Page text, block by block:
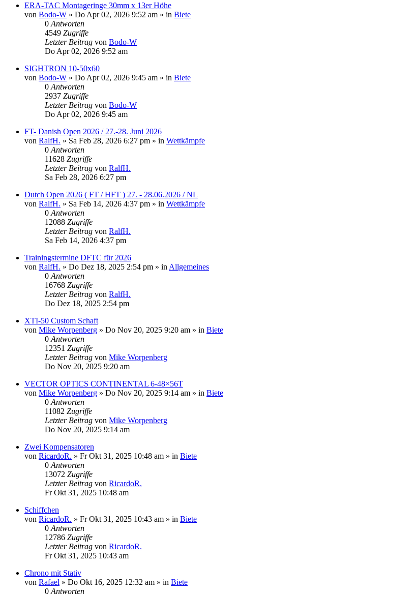
ERA-TAC Montageringe 30mm x 13er Höhe
von Bodo-W » Do Apr 02, 2026 9:52 am » in Biete
0 Antworten
4549 Zugriffe
Letzter Beitrag von Bodo-W
Do Apr 02, 2026 9:52 am
SIGHTRON 10-50x60
von Bodo-W » Do Apr 02, 2026 9:45 am » in Biete
0 Antworten
2937 Zugriffe
Letzter Beitrag von Bodo-W
Do Apr 02, 2026 9:45 am
FT- Danish Open 2026 / 27.-28. Juni 2026
von RalfH. » Sa Feb 28, 2026 6:27 pm » in Wettkämpfe
0 Antworten
11628 Zugriffe
Letzter Beitrag von RalfH.
Sa Feb 28, 2026 6:27 pm
Dutch Open 2026 ( FT / HFT ) 27. - 28.06.2026 / NL
von RalfH. » Sa Feb 14, 2026 4:37 pm » in Wettkämpfe
0 Antworten
12088 Zugriffe
Letzter Beitrag von RalfH.
Sa Feb 14, 2026 4:37 pm
Trainingstermine DFTC für 2026
von RalfH. » Do Dez 18, 2025 2:54 pm » in Allgemeines
0 Antworten
16768 Zugriffe
Letzter Beitrag von RalfH.
Do Dez 18, 2025 2:54 pm
XTI-50 Custom Schaft
von Mike Worpenberg » Do Nov 20, 2025 9:20 am » in Biete
0 Antworten
12351 Zugriffe
Letzter Beitrag von Mike Worpenberg
Do Nov 20, 2025 9:20 am
VECTOR OPTICS CONTINENTAL 6-48×56T
von Mike Worpenberg » Do Nov 20, 2025 9:14 am » in Biete
0 Antworten
11082 Zugriffe
Letzter Beitrag von Mike Worpenberg
Do Nov 20, 2025 9:14 am
Zwei Kompensatoren
von RicardoR. » Fr Okt 31, 2025 10:48 am » in Biete
0 Antworten
13072 Zugriffe
Letzter Beitrag von RicardoR.
Fr Okt 31, 2025 10:48 am
Schiffchen
von RicardoR. » Fr Okt 31, 2025 10:43 am » in Biete
0 Antworten
12786 Zugriffe
Letzter Beitrag von RicardoR.
Fr Okt 31, 2025 10:43 am
Chrono mit Stativ
von Rafael » Do Okt 16, 2025 12:32 am » in Biete
0 Antworten